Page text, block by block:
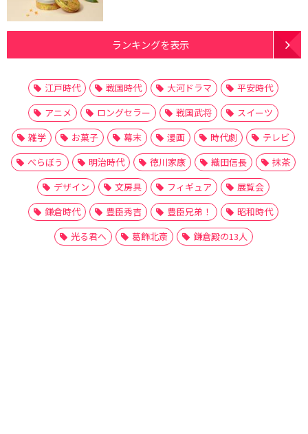
ランキングを表示
江戸時代 戦国時代 大河ドラマ
平安時代
アニメ
ロングセラー 戦国武将
スイーツ
雑学
お菓子 幕末 漫画 時代劇
テレビ
べらぼう
明治時代 徳川家康 織田信長
抹茶
デザイン
文房具 フィギュア
展覧会
鎌倉時代
豊臣秀吉 豊臣兄弟！
昭和時代
光る君へ
葛飾北斎 鎌倉殿の13人